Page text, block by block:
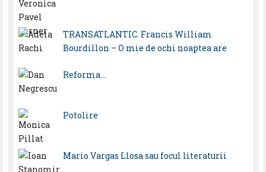
TRANSATLANTIC. Francis William
Bourdillon – O mie de ochi noaptea are
Reforma…
Potolire
Mario Vargas Llosa sau focul literaturii